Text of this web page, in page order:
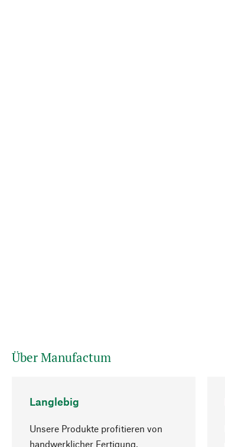
Über Manufactum
Langlebig
Unsere Produkte profitieren von
handwerklicher Fertigung,